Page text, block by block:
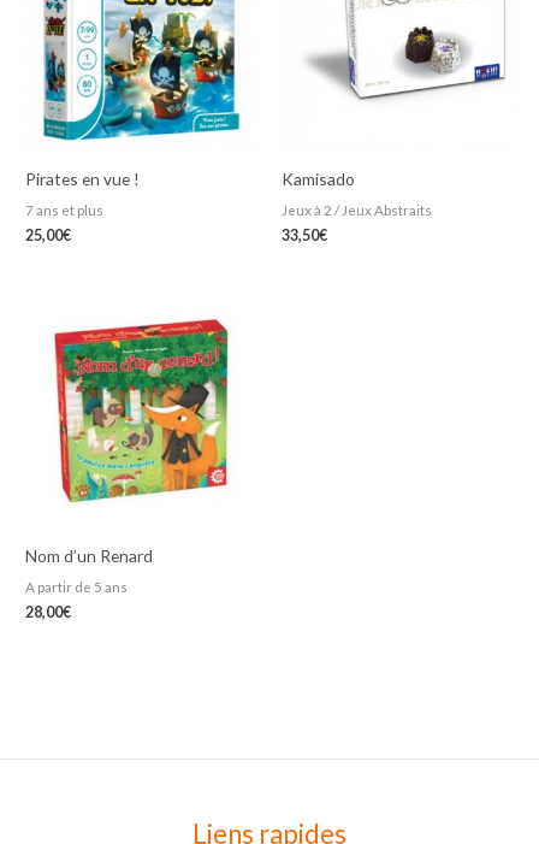
Pirates en vue !
7 ans et plus
25,00€
Kamisado
Jeux à 2 / Jeux Abstraits
33,50€
Nom d’un Renard
A partir de 5 ans
28,00€
Liens rapides